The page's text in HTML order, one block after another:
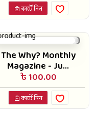
কার্টে নিন
The Why? Monthly
Magazine - Ju...
৳ 100.00
কার্টে নিন